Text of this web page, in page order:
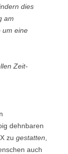
dies
am
um eine
Zeit-
dehnbaren
zu gestatten
auch